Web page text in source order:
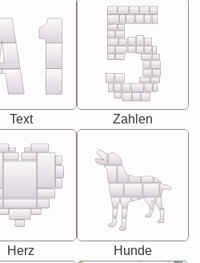
Text Zahlen
Herz Hunde